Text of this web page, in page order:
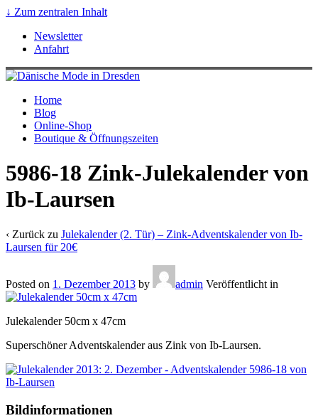
↓ Zum zentralen Inhalt
Newsletter
Anfahrt
Home
Blog
Online-Shop
Boutique & Öffnungszeiten
5986-18 Zink-Julekalender von
Ib-Laursen
‹ Zurück zu Julekalender (2. Tür) – Zink-Adventskalender von Ib-
Laursen für 20€
Posted on 1. Dezember 2013 by admin Veröffentlicht in
Julekalender 50cm x 47cm
Superschöner Adventskalender aus Zink von Ib-Laursen.
Bildinformationen